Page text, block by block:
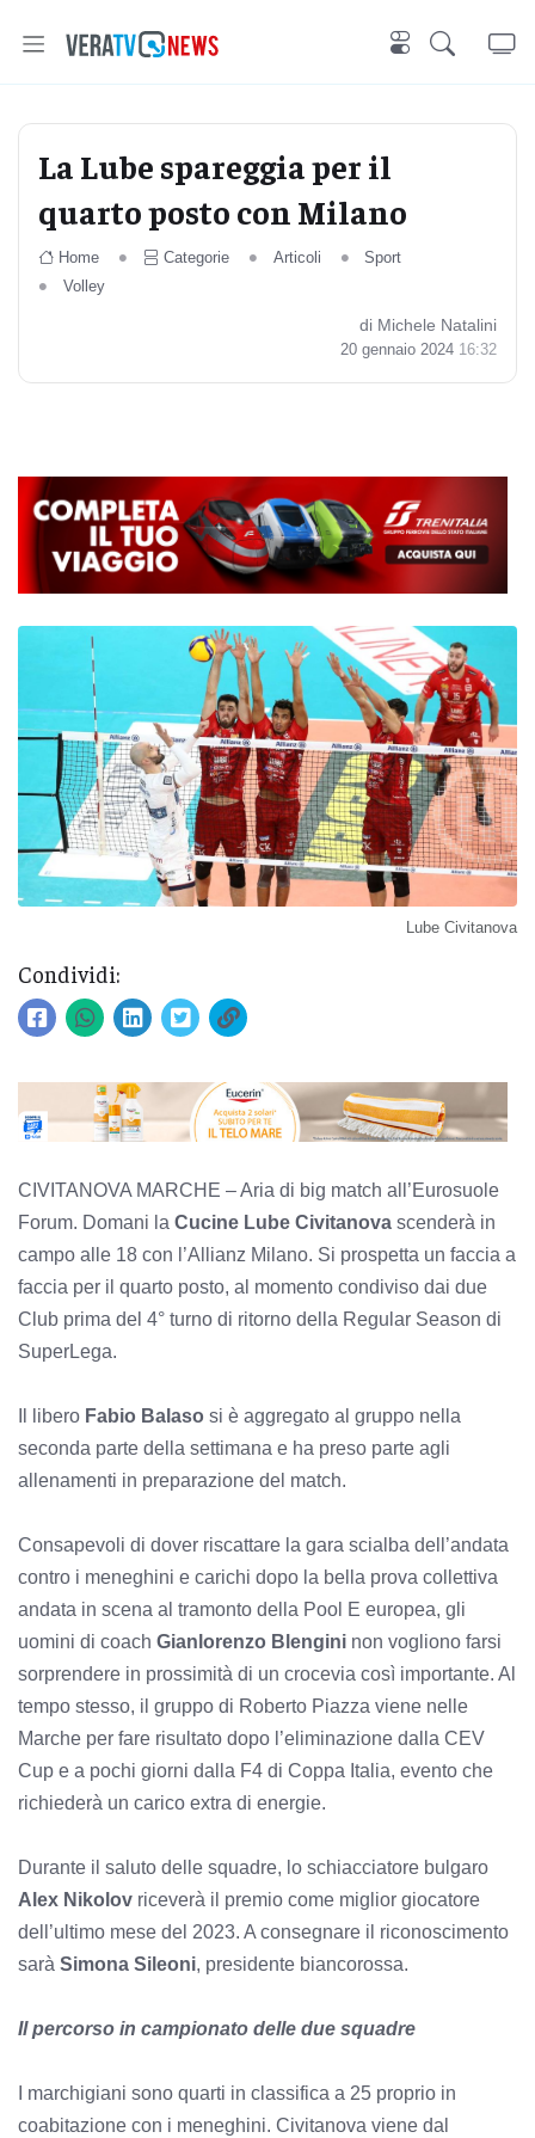
La Lube spareggia per il
quarto posto con Milano
Home Categorie Articoli
Sport
Volley
di Michele Natalini
20 gennaio 2024 16:32
Lube Civitanova
Condividi:
CIVITANOVA MARCHE – Aria di big match all’Eurosuole
Forum. Domani la Cucine Lube Civitanova scenderà in
campo alle 18 con l’Allianz Milano. Si prospetta un faccia a
faccia per il quarto posto, al momento condiviso dai due
Club prima del 4° turno di ritorno della Regular Season di
SuperLega.
Il libero Fabio Balaso si è aggregato al gruppo nella
seconda parte della settimana e ha preso parte agli
allenamenti in preparazione del match.
Consapevoli di dover riscattare la gara scialba dell’andata
contro i meneghini e carichi dopo la bella prova collettiva
andata in scena al tramonto della Pool E europea, gli
uomini di coach Gianlorenzo Blengini non vogliono farsi
sorprendere in prossimità di un crocevia così importante. Al
tempo stesso, il gruppo di Roberto Piazza viene nelle
Marche per fare risultato dopo l’eliminazione dalla CEV
Cup e a pochi giorni dalla F4 di Coppa Italia, evento che
richiederà un carico extra di energie.
Durante il saluto delle squadre, lo schiacciatore bulgaro
Alex Nikolov riceverà il premio come miglior giocatore
dell’ultimo mese del 2023. A consegnare il riconoscimento
sarà Simona Sileoni, presidente biancorossa.
Il percorso in campionato delle due squadre
I marchigiani sono quarti in classifica a 25 proprio in
coabitazione con i meneghini. Civitanova viene dal